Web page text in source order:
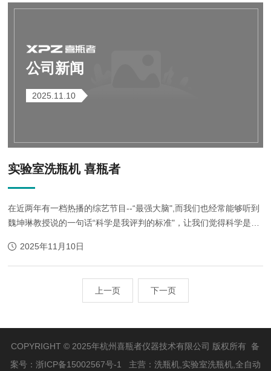
公司新闻
2025.11.10
实验室洗瓶机 喜瓶者
在近两年有一档热播的综艺节目--“最强大脑",而我们也经常能够听到
魏坤琳教授说的一句话“科学是我评判的标准"，让我们觉得科学是那
起来，让人们更加关注科学...
2025年11月10日
上一页 下一页
COPYRIGHT © 2025年杭州喜瓶者仪器技术有限公司 版权所有 备
案号： 浙ICP备15002567号-1 主营：洗瓶机,实验室洗瓶机,全自动